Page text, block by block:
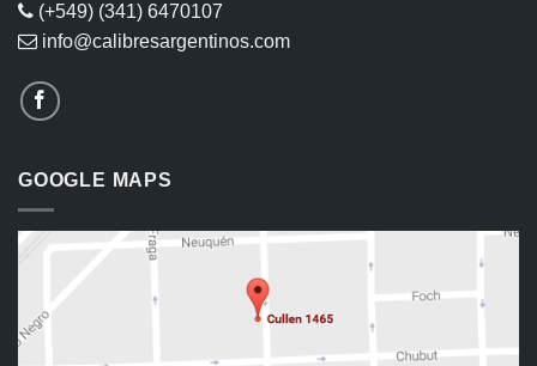
(+549) (341) 6470107
info@calibresargentinos.com
GOOGLE MAPS